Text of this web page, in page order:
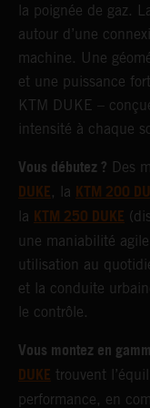
la poignée de gaz.
autour d’une
machine. Une
et une puissance
KTM DUKE –
intensité à chaque
Vous débutez ? Des
DUKE, la KTM 200
la KTM 250 DUKE
une maniabilité
utilisation au
et la conduite
le contrôle.
Vous montez en
DUKE trouvent
performance, en